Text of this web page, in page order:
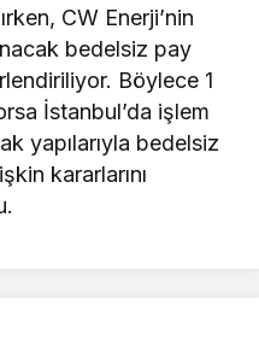
CW Enerji’nin
bedelsiz pay
Böylece 1
İstanbul’da işlem
yapılarıyla bedelsiz
kararlarını